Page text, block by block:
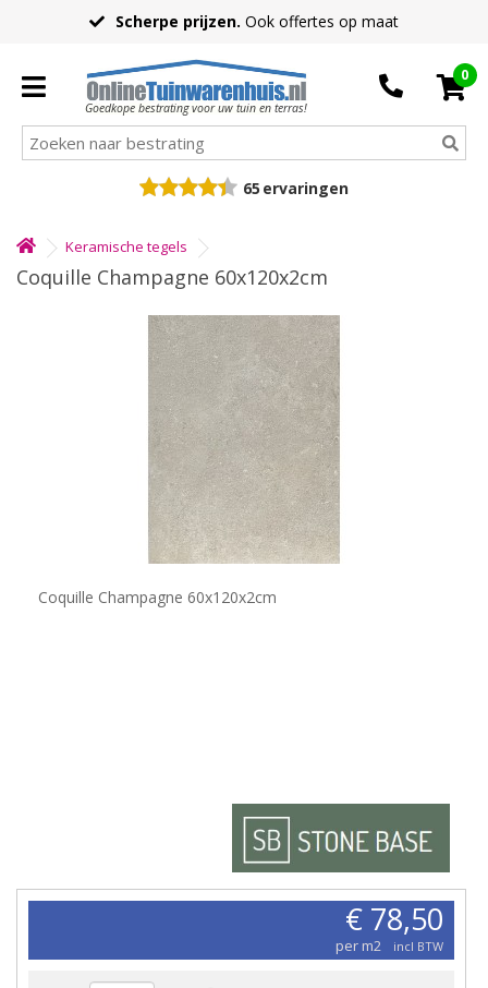
Scherpe prijzen. Ook offertes op maat
Goedkope bestrating voor uw tuin en terras!
0
65 ervaringen
Keramische tegels
Coquille Champagne 60x120x2cm
Coquille Champagne 60x120x2cm
€ 78,50
per m2 incl BTW